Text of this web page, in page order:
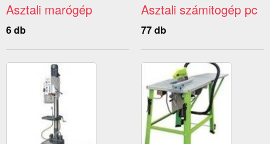
Asztali marógép
6 db
Asztali számitogép pc
77 db